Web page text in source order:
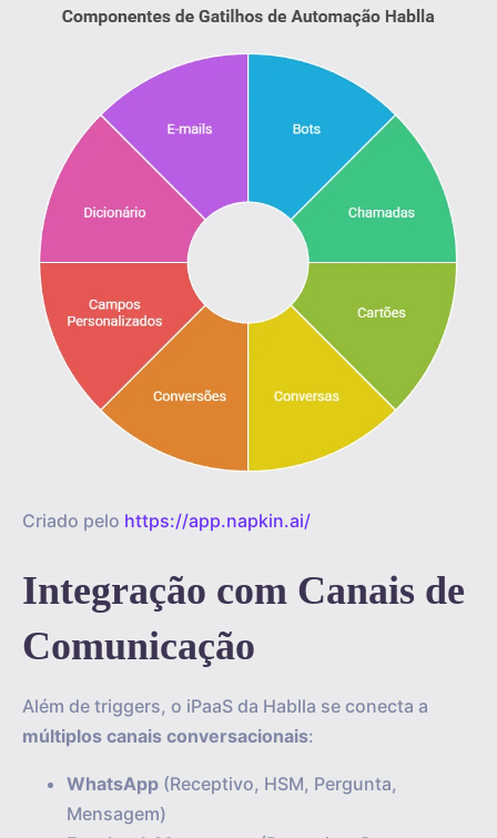
Criado pelo https://app.napkin.ai/
Integração com Canais de
Comunicação
Além de triggers, o iPaaS da Hablla se conecta a
múltiplos canais conversacionais:
WhatsApp (Receptivo, HSM, Pergunta,
Mensagem)